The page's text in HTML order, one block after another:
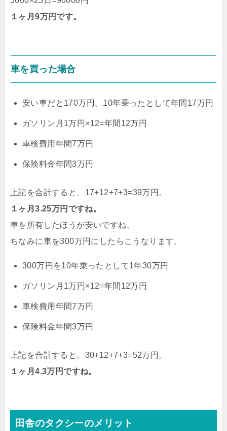
１ヶ月9万円です。
車を買った場合
安い車だと170万円。10年乗ったとして年間17万円
ガソリン月1万円×12=年間12万円
車検費用年間7万円
保険料金年間3万円
上記を合計すると、17+12+7+3=39万円。
１ヶ月3.25万円ですね。
車を所有したほうが安いですね。
ちなみに車を300万円にしたらこうなります。
300万円を10年乗ったとして1年30万円
ガソリン月1万円×12=年間12万円
車検費用年間7万円
保険料金年間3万円
上記を合計すると、30+12+7+3=52万円。
１ヶ月4.3万円ですね。
田舎のタクシーのメリット